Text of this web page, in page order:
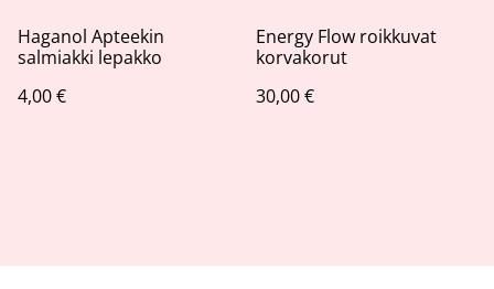
Haganol Apteekin
salmiakki lepakko
4,00 €
Energy Flow roikkuvat
korvakorut
30,00 €